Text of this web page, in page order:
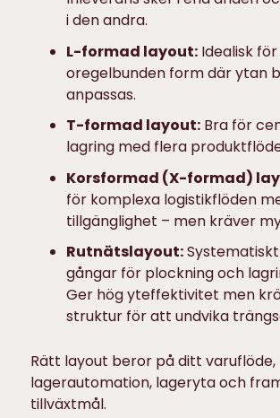
i den andra.
L-formad layout:Idealisk
oregelbunden form där ytan
anpassas.
T-formad layout:Bra för
lagring med flera
Korsformad (X-formad)
för komplexa logistikflöden
tillgänglighet – men kräver
Rutnätslayout:
gångar för plockning och
Ger hög yteffektivitet men
struktur för att undvika
Rätt layout beror på ditt varuflöde,
lagerautomation, lageryta och
tillväxtmål.